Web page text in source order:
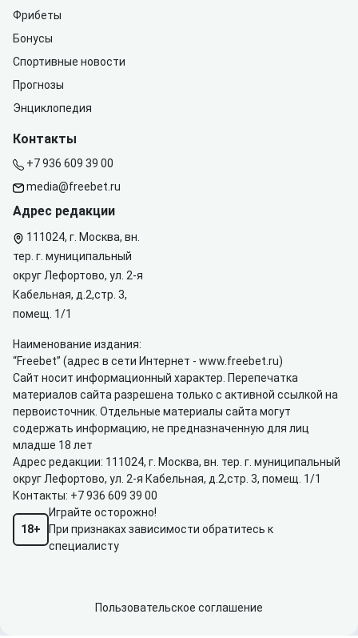
Фрибеты
Бонусы
Спортивные новости
Прогнозы
Энциклопедия
Контакты
+7 936 609 39 00
media@freebet.ru
Адрес редакции
111024, г. Москва, вн.
тер. г. муниципальный
округ Лефортово, ул. 2-я
Кабельная, д.2,стр. 3,
помещ. 1/1
Наименование издания:
“Freebet” (адрес в сети Интернет - www.freebet.ru)
Сайт носит информационный характер. Перепечатка
материалов сайта разрешена только с активной ссылкой на
первоисточник. Отдельные материалы сайта могут
содержать информацию, не предназначенную для лиц
младше 18 лет
Адрес редакции: 111024, г. Москва, вн. тер. г. муниципальный
округ Лефортово, ул. 2-я Кабельная, д.2,стр. 3, помещ. 1/1
Контакты: +7 936 609 39 00
18+
Играйте осторожно!
При признаках зависимости обратитесь к
специалисту
Пользовательское соглашение